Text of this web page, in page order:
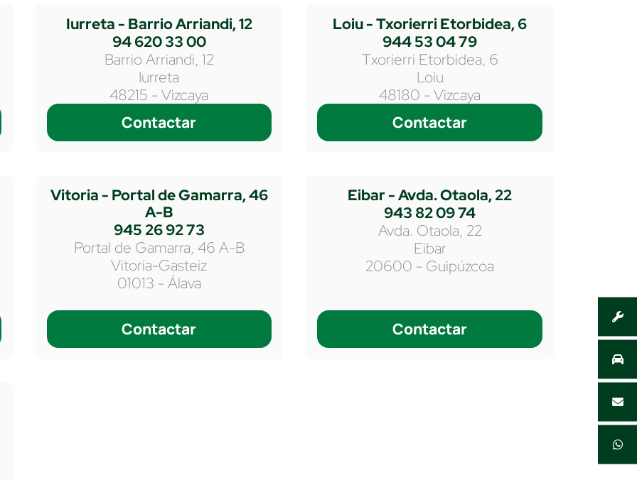
Iurreta - Barrio Arriandi, 12
94 620 33 00
Barrio Arriandi, 12
Iurreta
48215 - Vizcaya
Contactar
Loiu - Txorierri Etorbidea, 6
944 53 04 79
Txorierri Etorbidea, 6
Loiu
48180 - Vizcaya
Contactar
Vitoria - Portal de Gamarra, 46
A-B
945 26 92 73
Portal de Gamarra, 46 A-B
Vitoria-Gasteiz
01013 - Álava
Contactar
Eibar - Avda. Otaola, 22
943 82 09 74
Avda. Otaola, 22
Eibar
20600 - Guipúzcoa
Contactar